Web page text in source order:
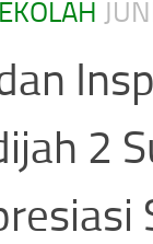
2